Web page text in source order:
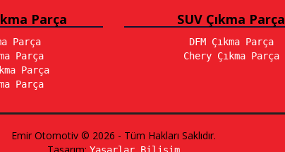
Parça
Parça
Parça
Parça
Parça
SUV Çıkma Parça
DFM Çıkma Parça
Chery Çıkma Parça
Emir Otomotiv © 2026 - Tüm Hakları Saklıdır.